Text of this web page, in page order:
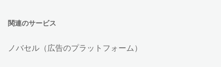
関連のサービス
ノバセル（広告のプラットフォーム）